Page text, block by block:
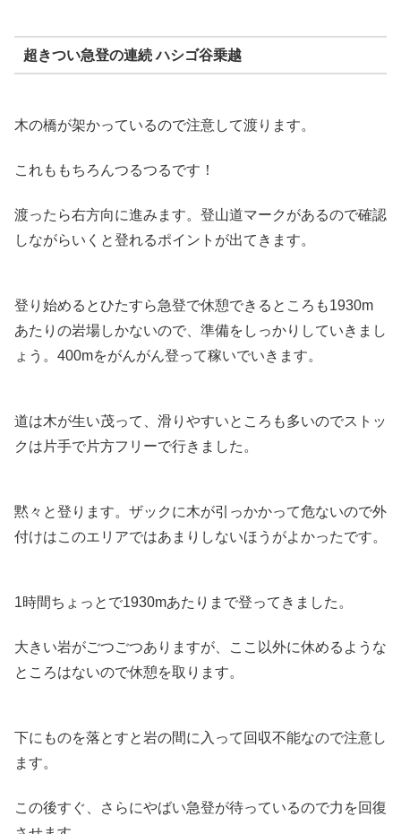
超きつい急登の連続 ハシゴ谷乗越
木の橋が架かっているので注意して渡ります。
これももちろんつるつるです！
渡ったら右方向に進みます。登山道マークがあるので確認
しながらいくと登れるポイントが出てきます。
登り始めるとひたすら急登で休憩できるところも1930m
あたりの岩場しかないので、準備をしっかりしていきまし
ょう。400mをがんがん登って稼いでいきます。
道は木が生い茂って、滑りやすいところも多いのでストッ
クは片手で片方フリーで行きました。
黙々と登ります。ザックに木が引っかかって危ないので外
付けはこのエリアではあまりしないほうがよかったです。
1時間ちょっとで1930mあたりまで登ってきました。
大きい岩がごつごつありますが、ここ以外に休めるような
ところはないので休憩を取ります。
下にものを落とすと岩の間に入って回収不能なので注意し
ます。
この後すぐ、さらにやばい急登が待っているので力を回復